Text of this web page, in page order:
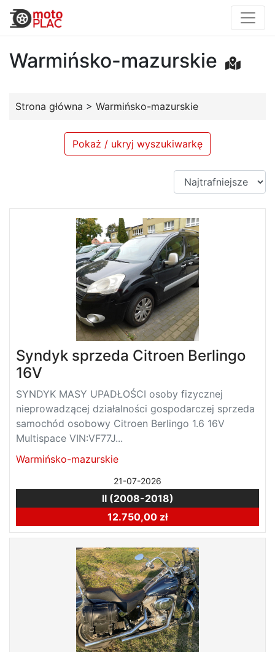
Warmińsko-mazurskie
Strona główna > Warmińsko-mazurskie
Pokaż / ukryj wyszukiwarkę
Syndyk sprzeda Citroen Berlingo
16V
SYNDYK MASY UPADŁOŚCI osoby fizycznej
nieprowadzącej działalności gospodarczej sprzeda
samochód osobowy Citroen Berlingo 1.6 16V
Multispace VIN:VF77J...
Warmińsko-mazurskie
21-07-2026
II (2008-2018)
12.750,00 zł